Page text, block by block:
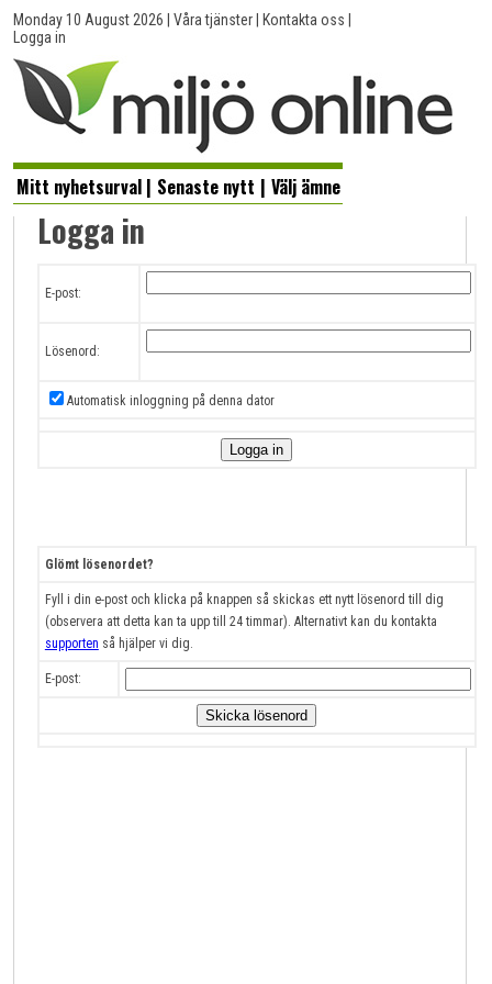
Monday 10 August 2026 |Våra tjänster Kontakta oss
Logga in
Mitt nyhetsurval | Senaste nytt | Välj ämne
Logga in
E-post:
Lösenord:
Automatisk inloggning på denna dator
Glömt lösenordet?
Fyll i din e-post och klicka på knappen så skickas ett nytt lösenord till dig
(observera att detta kan ta upp till 24 timmar). Alternativt kan du kontakta
supporten så hjälper vi dig.
E-post: